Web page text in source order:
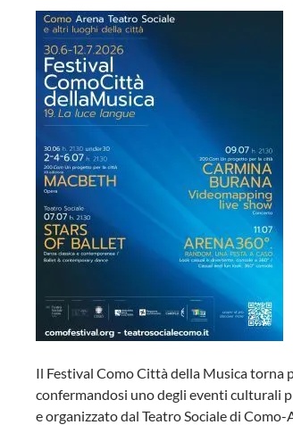
Il Festival Como Città della Musica torna
confermandosi uno degli eventi culturali
e organizzato dal Teatro Sociale di